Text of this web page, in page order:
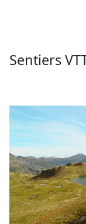
Sentiers